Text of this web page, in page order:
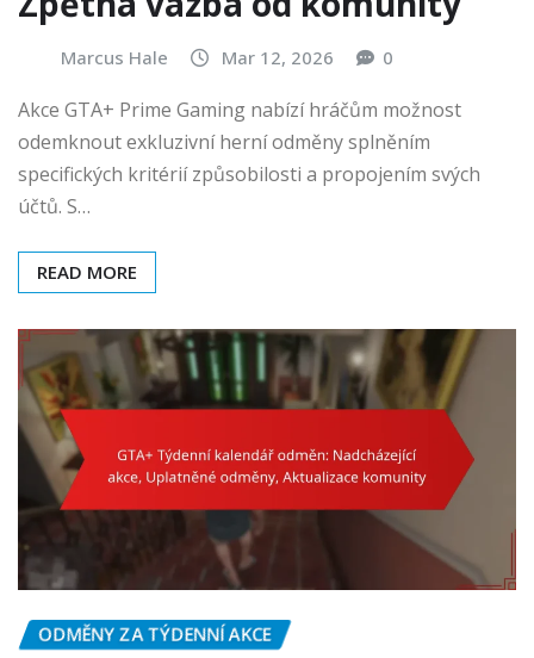
Marcus Hale Mar 12, 2026 0
Akce GTA+ Prime Gaming nabízí hráčům možnost
odemknout exkluzivní herní odměny splněním
specifických kritérií způsobilosti a propojením svých
účtů. S…
READ MORE
ODMĚNY ZA TÝDENNÍ AKCE